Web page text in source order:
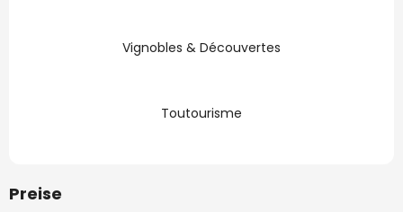
Vignobles & Découvertes
Toutourisme
Preise